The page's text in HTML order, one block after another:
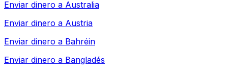
Enviar dinero a Australia
Enviar dinero a Austria
Enviar dinero a Bahréin
Enviar dinero a Bangladés